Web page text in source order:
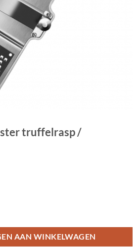
truffelrasp /
AAN WINKELWAGEN